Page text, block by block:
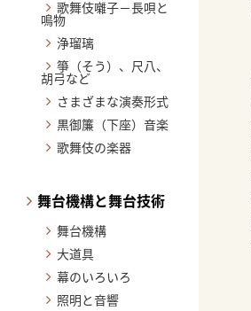
歌舞伎囃子－長唄と
鳴物
浄瑠璃
箏（そう）、尺八、
胡弓など
さまざまな演奏形式
黒御簾（下座）音楽
歌舞伎の楽器
舞台機構と舞台技術
舞台機構
大道具
幕のいろいろ
照明と音響